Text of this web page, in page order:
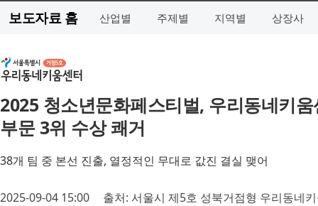
보도자료 홈 산업별 주제별 지역별 상장사
2025 청소년문화페스티벌, 우리동네키움
부문 3위 수상 쾌거
38개 팀 중 본선 진출, 열정적인 무대로 값진 결실 맺어
2025-09-04 15:00 출처: 서울시 제5호 성북거점형 우리동네